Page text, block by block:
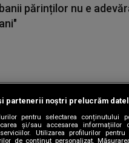
banii părinților nu e
ani"
ROMANIA S.A.
|Contact/Info|
partenerii noștri prelucrăm
pentru selectarea conținutului
și/sau accesarea
Utilizarea profilurilor pentru
de conținut personalizat.